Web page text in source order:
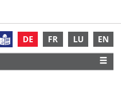
DE FR LU EN